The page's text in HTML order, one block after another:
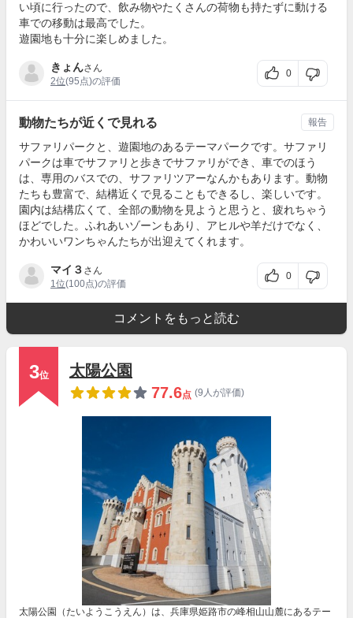
い頃に行ったので、飲み物やたくさんの荷物も持たずに動ける
車での移動は最高でした。
遊園地も十分に楽しめました。
きょんさん
2位(95点)の評価
0
動物たちが近くで見れる
サファリパークと、遊園地のあるテーマパークです。サファリ
パークは車でサファリと歩きでサファリができ、車でのほう
は、専用のバスでの、サファリツアーなんかもあります。動物
たちも豊富で、結構近くで見ることもできるし、楽しいです。
園内は結構広くて、全部の動物を見ようと思うと、疲れちゃう
ほどでした。ふれあいゾーンもあり、アヒルや羊だけでなく、
かわいいワンちゃんたちが出迎えてくれます。
マイ３ さん
1位(100点)の評価
0
報告
コメントをもっと読む
3位
太陽公園
77.6点 (9人が評価)
太陽公園（たいようこうえん）は、兵庫県姫路市の峰相山山麓にあるテー